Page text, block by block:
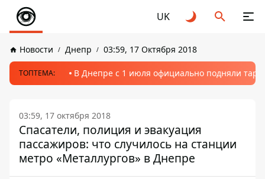
UK
Новости Днепр 03:59, 17 Октября 2018
ТОПТЕМА: В Днепре с 1 июля официально подняли
03:59, 17 октября 2018
Спасатели, полиция и эвакуация
пассажиров: что случилось на станции
метро «Металлургов» в Днепре